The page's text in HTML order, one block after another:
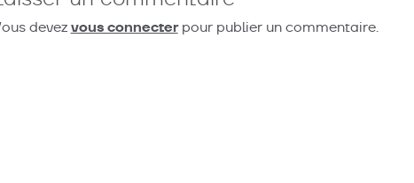
devezvous connecterpour publier un commentaire.